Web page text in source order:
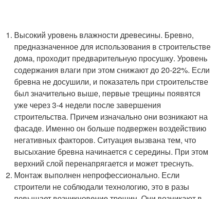
Высокий уровень влажности древесины. Бревно,
предназначенное для использования в строительстве
дома, проходит предварительную просушку. Уровень
содержания влаги при этом снижают до 20-22%. Если
бревна не досушили, и показатель при строительстве
был значительно выше, первые трещины появятся
уже через 3-4 недели после завершения
строительства. Причем изначально они возникают на
фасаде. Именно он больше подвержен воздействию
негативных факторов. Ситуация вызвана тем, что
высыхание бревна начинается с середины. При этом
верхний слой перенапрягается и может треснуть.
Монтаж выполнен непрофессионально. Если
строители не соблюдали технологию, это в разы